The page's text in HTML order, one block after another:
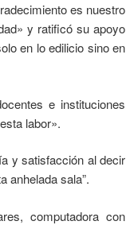
es nuestro
y ratificó su apoyo
en lo edilicio sino en
e instituciones
labor».
y satisfacción al decir
anhelada sala”.
computadora con